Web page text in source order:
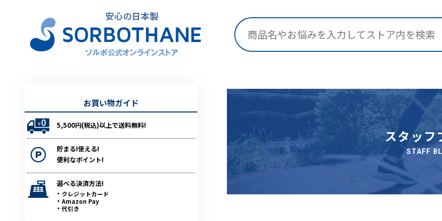
スタッフ
STAFF
お買い物ガイド
5,500円(税込)以上で送料無料!
貯まる!使える!
便利なポイント!
選べる決済方法!
クレジットカード
Amazon Pay
代引き